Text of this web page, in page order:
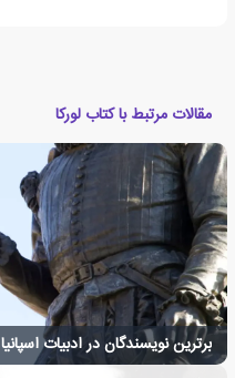
مقالات مرتبط با کتاب لورکا
برترین نویسندگان در ادبیات اسپانیا